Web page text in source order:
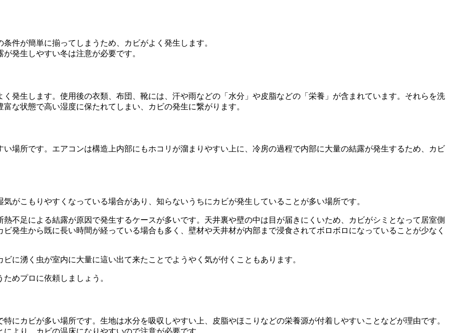
件が簡単に揃ってしまうため、カビがよく発生します。
発生しやすい冬は注意が必要です。
発生します。使用後の衣類、布団、靴には、汗や雨などの「水分」や皮脂などの「栄養」が含まれています。それらを洗
な状態で高い湿度に保たれてしまい、カビの発生に繋がります。
場所です。エアコンは構造上内部にもホコリが溜まりやすい上に、冷房の過程で内部に大量の結露が発生するため、カビ
がこもりやすくなっている場合があり、知らないうちにカビが発生していることが多い場所です。
不足による結露が原因で発生するケースが多いです。天井裏や壁の中は目が届きにくいため、カビがシミとなって居室側
発生から既に長い時間が経っている場合も多く、壁材や天井材が内部まで浸食されてボロボロになっていることが少なく
に湧く虫が室内に大量に這い出て来たことでようやく気が付くこともあります。
めプロに依頼しましょう。
にカビが多い場所です。生地は水分を吸収しやすい上、皮脂やほこりなどの栄養源が付着しやすいことなどが理由です。
より、カビの温床になりやすいので注意が必要です。